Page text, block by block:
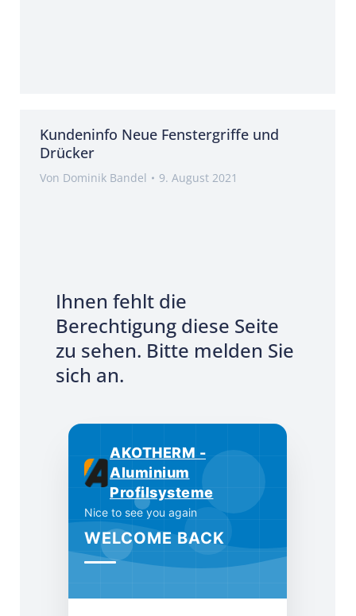
Kundeninfo Neue Fenstergriffe und
Drücker
Von Dominik Bandel 9. August 2021
Ihnen fehlt die
Berechtigung diese Seite
zu sehen. Bitte melden Sie
sich an.
AKOTHERM -
Aluminium
Profilsysteme
Nice to see you again
WELCOME BACK